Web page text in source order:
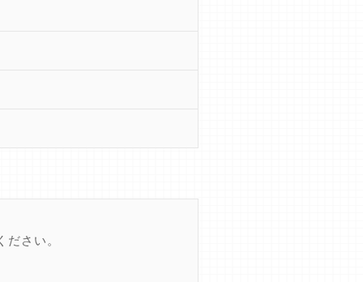
さい。